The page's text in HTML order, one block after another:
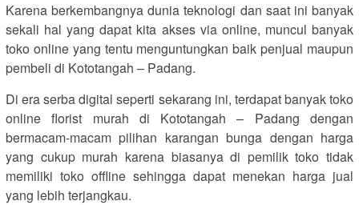
Karena berkembangnya dunia teknologi dan saat ini banyak
sekali hal yang dapat kita akses via online, muncul banyak
toko online yang tentu menguntungkan baik penjual maupun
pembeli di Kototangah – Padang.
Di era serba digital seperti sekarang ini, terdapat banyak toko
online florist murah di Kototangah – Padang dengan
bermacam-macam pilihan karangan bunga dengan harga
yang cukup murah karena biasanya di pemilik toko tidak
memiliki toko offline sehingga dapat menekan harga jual
yang lebih terjangkau.